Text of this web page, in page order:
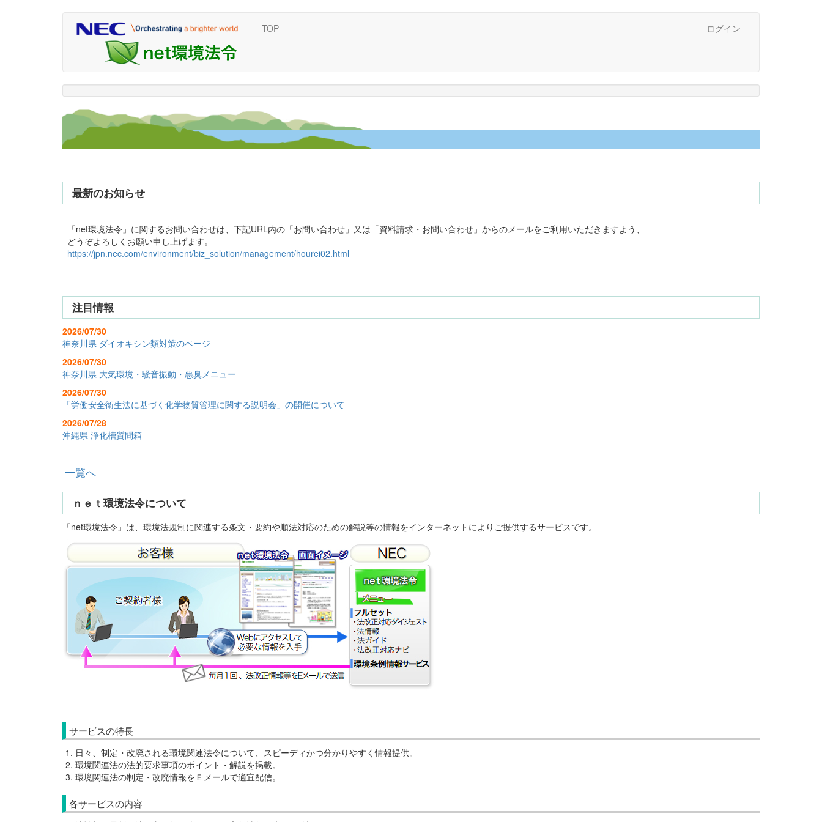
Main
navigation
TOP
User
account
menu
ログイン
最新のお知らせ
「net環境法令」に関するお問い合わせは、下記URL内の「お問い合わせ」又は「資料請求・お問い合わせ」からのメールをご利用いただきますよう、
どうぞよろしくお願い申し上げます。
https://jpn.nec.com/environment/biz_solution/management/hourei02.html
注目情報
2026/07/30
神奈川県 ダイオキシン類対策のページ
2026/07/30
神奈川県 大気環境・騒音振動・悪臭メニュー
2026/07/30
「労働安全衛生法に基づく化学物質管理に関する説明会」の開催について
2026/07/28
沖縄県 浄化槽質問箱
一覧へ
ｎｅｔ環境法令について
「net環境法令」は、環境法規制に関連する条文・要約や順法対応のための解説等の情報をインターネットによりご提供するサービスです。
サービスの特長
日々、制定・改廃される環境関連法令について、スピーディかつ分かりやすく情報提供。
環境関連法の法的要求事項のポイント・解説を掲載。
環境関連法の制定・改廃情報をＥメールで適宜配信。
各サービスの内容